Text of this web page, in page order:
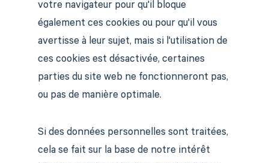
votre navigateur pour qu'il bloque
également ces cookies ou pour qu'il vous
avertisse à leur sujet, mais si l'utilisation de
ces cookies est désactivée, certaines
parties du site web ne fonctionneront pas,
ou pas de manière optimale.
Si des données personnelles sont traitées,
cela se fait sur la base de notre intérêt